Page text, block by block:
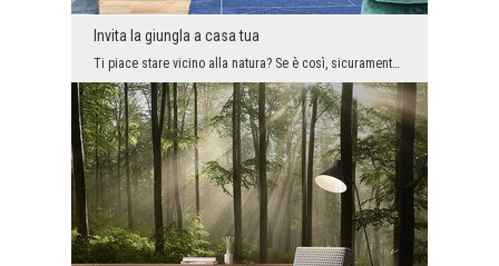
Invita la giungla a casa tua
Ti piace stare vicino alla natura? Se è così, sicuramente ti piace anche circondarti di piante. C...